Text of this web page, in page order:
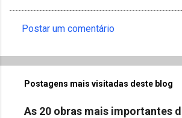
o
n
Postar um comentário
Postagens mais visitadas deste blog
As 20 obras mais importantes